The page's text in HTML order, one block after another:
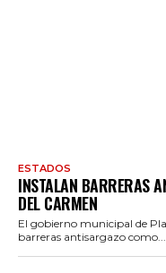
ESTADOS
INSTALAN BARRERAS
DEL CARMEN
El gobierno municipal de
barreras antisargazo como...